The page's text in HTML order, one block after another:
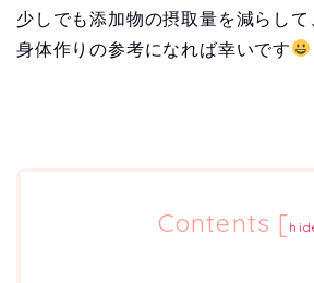
少しでも添加物の摂取量を減らし
身体作りの参考になれば幸いです
Contents [